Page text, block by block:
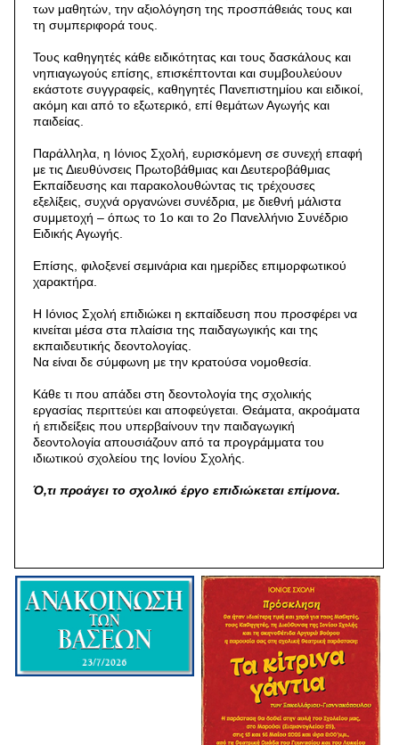
των μαθητών, την αξιολόγηση της προσπάθειάς τους και
τη συμπεριφορά τους.
Τους καθηγητές κάθε ειδικότητας και τους δασκάλους και
νηπιαγωγούς επίσης, επισκέπτονται και συμβουλεύουν
εκάστοτε συγγραφείς, καθηγητές Πανεπιστημίου και ειδικοί,
ακόμη και από το εξωτερικό, επί θεμάτων Αγωγής και
παιδείας.
Παράλληλα, η Ιόνιος Σχολή, ευρισκόμενη σε συνεχή επαφή
με τις Διευθύνσεις Πρωτοβάθμιας και Δευτεροβάθμιας
Εκπαίδευσης και παρακολουθώντας τις τρέχουσες
εξελίξεις, συχνά οργανώνει συνέδρια, με διεθνή μάλιστα
συμμετοχή – όπως το 1ο και το 2ο Πανελλήνιο Συνέδριο
Ειδικής Αγωγής.
Επίσης, φιλοξενεί σεμινάρια και ημερίδες επιμορφωτικού
χαρακτήρα.
H Iόνιος Σχολή επιδιώκει η εκπαίδευση που προσφέρει να
κινείται μέσα στα πλαίσια της παιδαγωγικής και της
εκπαιδευτικής δεοντολογίας.
Nα είναι δε σύμφωνη με την κρατούσα νομοθεσία.
Kάθε τι που απάδει στη δεοντολογία της σχολικής
εργασίας περιττεύει και αποφεύγεται. Θεάματα, ακροάματα
ή επιδείξεις που υπερβαίνουν την παιδαγωγική
δεοντολογία απουσιάζουν από τα προγράμματα του
ιδιωτικού σχολείου της Iονίου Σχολής.
Ό,τι προάγει το σχολικό έργο επιδιώκεται επίμονα.